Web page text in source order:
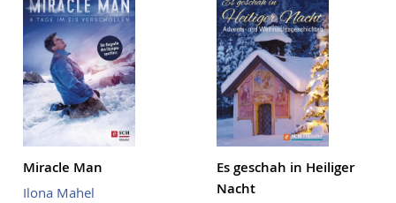
Miracle Man
Ilona Mahel
Es geschah in Heiliger
Nacht